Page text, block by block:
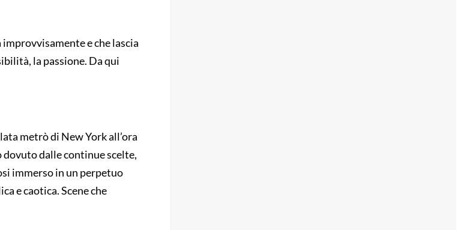
e che lascia
la passione. Da qui
metrò di New York all’ora
dovuto dalle continue scelte,
immerso in un perpetuo
e caotica. Scene che